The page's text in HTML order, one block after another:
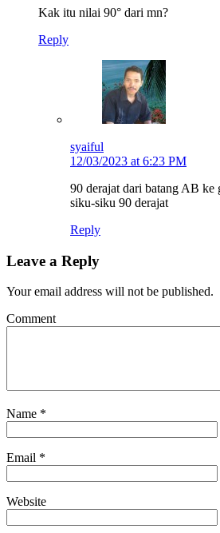
Kak itu nilai 90° dari mn?
Reply
syaiful
12/03/2023 at 6:23 PM
90 derajat dari batang AB ke
siku-siku 90 derajat
Reply
Leave a Reply
Your email address will not be published.
Comment
Name *
Email *
Website